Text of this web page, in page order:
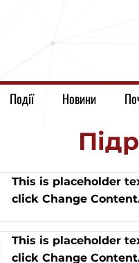
Події Новини
This is placeholder
click Change
This is placeholder
click Change